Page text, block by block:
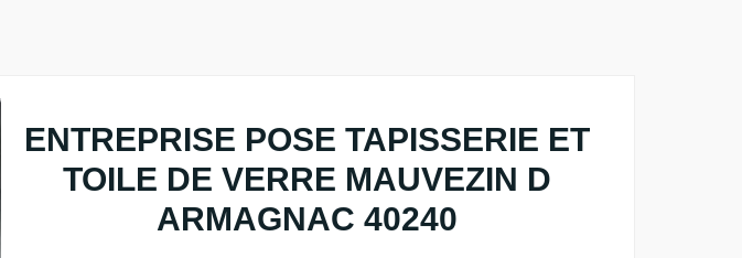
ENTREPRISE POSE TAPISSERIE ET
TOILE DE VERRE MAUVEZIN D
ARMAGNAC 40240